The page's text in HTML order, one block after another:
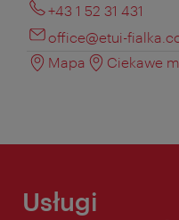
+43 1 52 31 431
office@etui-
Mapa
Ciekawe
Usługi